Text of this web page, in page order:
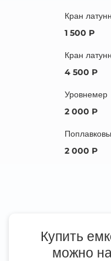
Кран
1 500 Р
Кран
4 500 Р
Уровнемер
2 000 Р
2 000 Р
Купить
можно